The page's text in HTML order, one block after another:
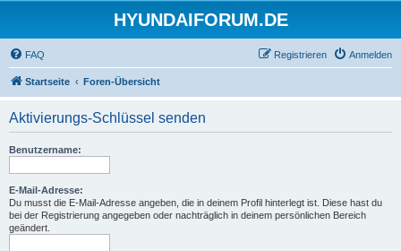
HYUNDAIFORUM.DE
FAQ Anmelden
Registrieren
Startseite Foren-Übersicht
Aktivierungs-Schlüssel senden
Benutzername:
E-Mail-Adresse:
Du musst die E-Mail-Adresse angeben, die in deinem Profil hinterlegt ist. Diese hast du
bei der Registrierung angegeben oder nachträglich in deinem persönlichen Bereich
geändert.